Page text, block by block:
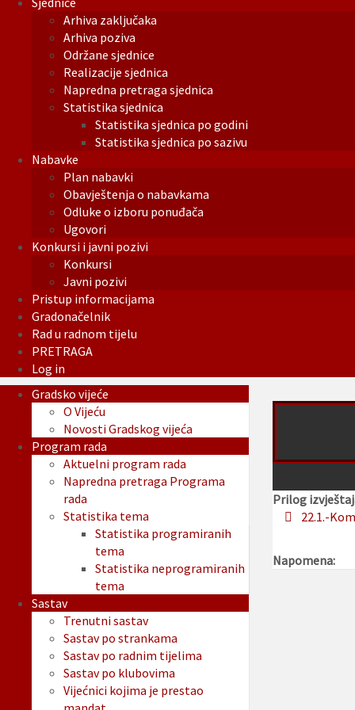
Arhiva zaključaka
Arhiva poziva
Održane sjednice
Realizacije sjednica
Napredna pretraga sjednica
Statistika sjednica
Statistika sjednica po godini
Statistika sjednica po sazivu
Nabavke
Plan nabavki
Obavještenja o nabavkama
Odluke o izboru ponuđača
Ugovori
Konkursi i javni pozivi
Konkursi
Javni pozivi
Pristup informacijama
Gradonačelnik
Rad u radnom tijelu
PRETRAGA
Log in
Prilog
22.1.-
Napomena:
Gradsko vijeće
O Vijeću
Novosti Gradskog vijeća
Program rada
Aktuelni program rada
Napredna pretraga Programa
rada
Statistika tema
Statistika programiranih
tema
Statistika neprogramiranih
tema
Sastav
Trenutni sastav
Sastav po strankama
Sastav po radnim tijelima
Sastav po klubovima
Vijećnici kojima je prestao